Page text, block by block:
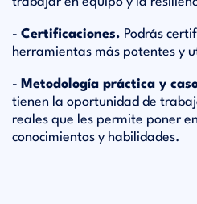
- Certificaciones. Podrás
herramientas más potentes y
- Metodología práctica y
tienen la oportunidad de
reales que les permite poner
conocimientos y habilidades.